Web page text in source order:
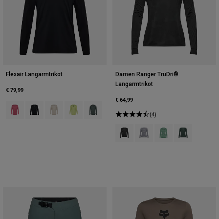
Flexair Langarmtrikot
€ 79,99
Product swatch type of Berry.
Product swatch type of Schwarz.
Product swatch type of Kreideweiß.
Product swatch type of Limonengrün.
Product swatch type of Salbei Grün.
Damen Ranger TruDri®
Langarmtrikot
€ 64,99
(4)
Product swatch type of Schwarz.
Product swatch type of
Product swatch
Product